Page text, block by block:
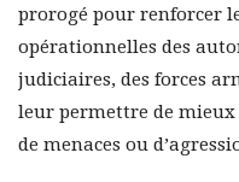
prorogé pour renforcer
opérationnelles des
judiciaires, des forces
leur permettre de
de menaces ou